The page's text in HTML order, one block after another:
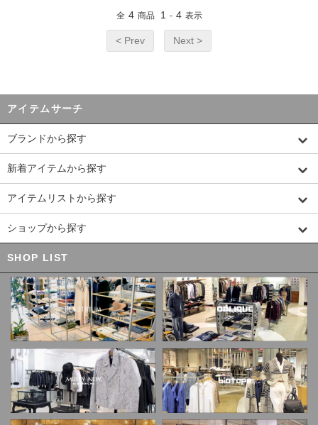
全 4 商品 1 - 4 表示
< Prev Next >
アイテムサーチ
ブランドから探す
新着アイテムから探す
アイテムリストから探す
ショップから探す
SHOP LIST